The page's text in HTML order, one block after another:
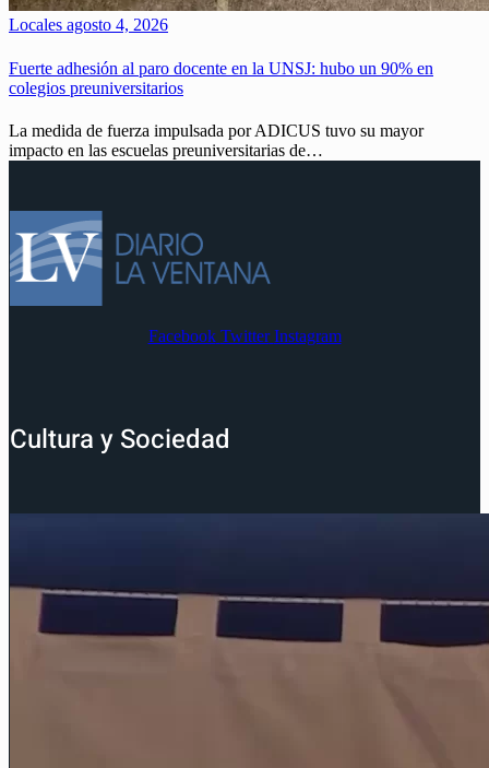
Locales agosto 4, 2026
Fuerte adhesión al paro docente en la UNSJ: hubo un 90% en
colegios preuniversitarios
La medida de fuerza impulsada por ADICUS tuvo su mayor
impacto en las escuelas preuniversitarias de…
Facebook Twitter Instagram
Cultura y Sociedad